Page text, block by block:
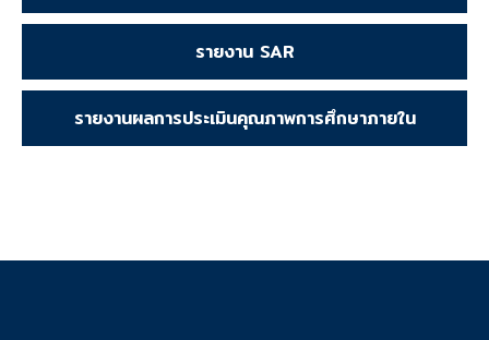
รายงาน SAR
รายงานผลการประเมินคุณภาพการศึกษาภายใน